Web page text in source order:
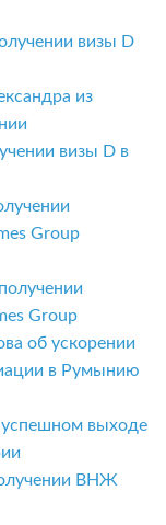
визы D
из
визы D в
Group
Group
об ускорении
в Румынию
выходе
ВНЖ